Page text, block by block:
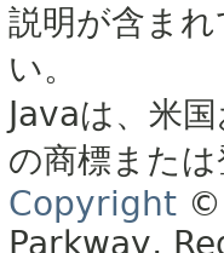
説明が含まれ
い。
Javaは、米
の商標または
Copyright ©
Parkway,